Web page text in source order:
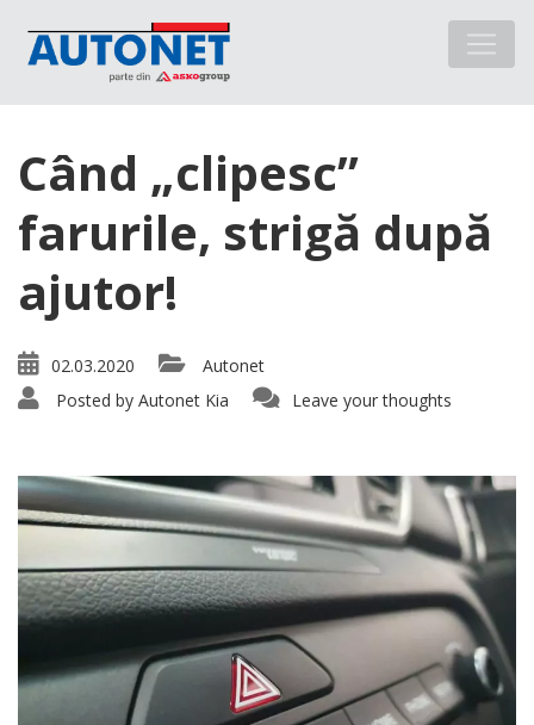
Când „clipesc”
farurile, strigă după
ajutor!
02.03.2020
Autonet
Posted by Autonet Kia Leave your thoughts